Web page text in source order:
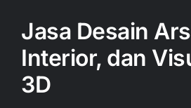
Jasa Desain
Interior, dan
3D